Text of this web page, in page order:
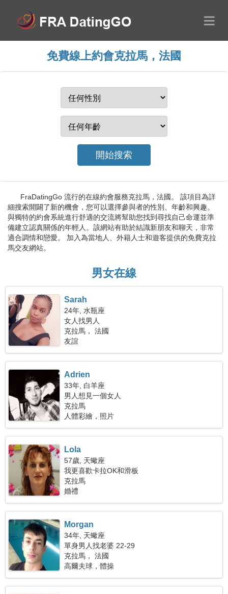
免費線上約會克拉馬，法國
FraDatingGo 流行的在線約會服務克拉馬，法國。 該項目為詳
細搜索開闢了新的機會，您可以選擇參與者的性別、年齡和興趣。
與獨特的約會系統進行舒適的交流將幫助您找到尋找自己命運並準
備建立認真關係的年輕人。該網站有助於結識新朋友和聊天，非常
適合調情和戀愛。 加入為當地人、外籍人士和遊客提供的免費克拉
馬交友網站。
男女在線
Sarah
24年, 水瓶座
女人找男人
克拉馬， 法國
友誼
Adrien
33年, 白羊座
男人想見一個女人
克拉馬
人體彩繪，照片
Lola
57歲, 天蠍座
我更喜歡卡拉OK和滑板
克拉馬
婚禮
Morgan
34年, 天蠍座
單身男人找老婆 22-29
克拉馬， 法國
高爾夫球，體操